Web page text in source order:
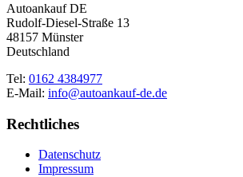
Autoankauf DE
Rudolf-Diesel-Straße 13
48157 Münster
Deutschland
Tel: 0162 4384977
E-Mail: info@autoankauf-de.de
Rechtliches
Datenschutz
Impressum